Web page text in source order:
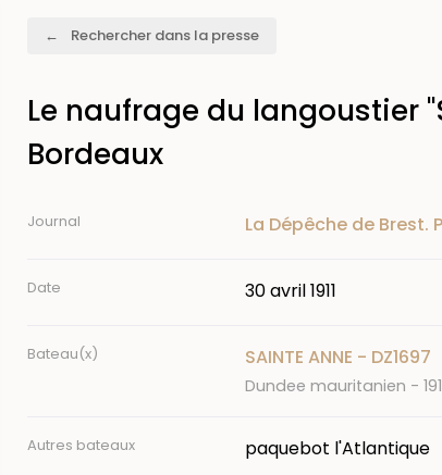
Rechercher dans la presse
Le naufrage du langoustier
Bordeaux
Journal La Dépêche de Brest.
Date 30 avril 1911
Bateau(x) SAINTE ANNE - DZ1697
Dundee mauritanien -
Autres bateaux paquebot l'Atlantique